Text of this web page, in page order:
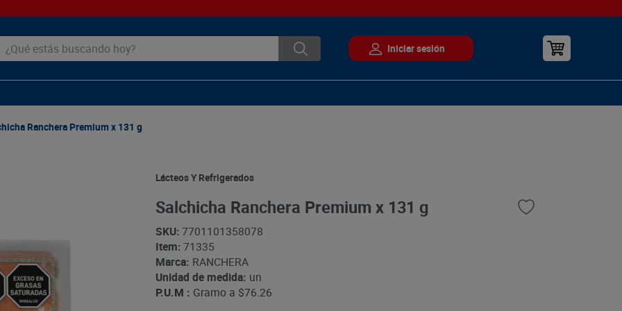
estás buscando hoy?
Ranchera Premium x 131 g
Lácteos Y Refrigerados
Salchicha Ranchera Premium x 131 g
SKU: 7701101358078
Item: 71335
Marca: RANCHERA
Unidad de medida: un
P.U.M : Gramo a $76.26